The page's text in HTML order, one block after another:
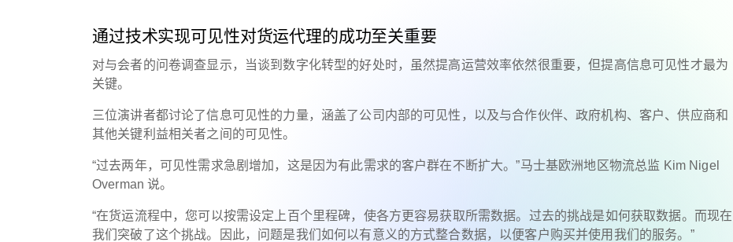
通过技术实现可见性对货运代理的成功至关重要
对与会者的问卷调查显示，当谈到数字化转型的好处时，虽然提高运营效率依然很重要，但提高信息可见性才最为
关键。
三位演讲者都讨论了信息可见性的力量，涵盖了公司内部的可见性，以及与合作伙伴、政府机构、客户、供应商和
其他关键利益相关者之间的可见性。
“过去两年，可见性需求急剧增加，这是因为有此需求的客户群在不断扩大。”马士基欧洲地区物流总监 Kim Nigel
Overman 说。
“在货运流程中，您可以按需设定上百个里程碑，使各方更容易获取所需数据。过去的挑战是如何获取数据。而现在
我们突破了这个挑战。因此，问题是我们如何以有意义的方式整合数据，以便客户购买并使用我们的服务。”